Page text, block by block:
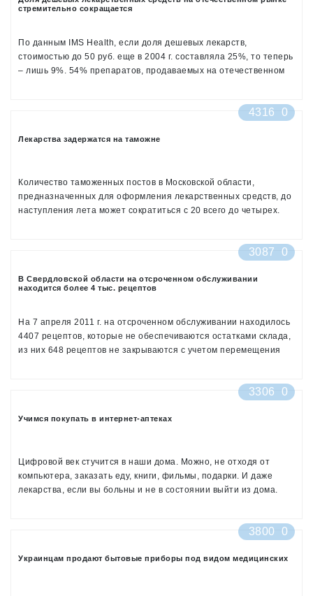
стремительно сокращается
По данным IMS Health, если доля дешевых лекарств,
стоимостью до 50 руб. еще в 2004 г. составляла 25%, то теперь
– лишь 9%. 54% препаратов, продаваемых на отечественном
4316 0
Лекарства задержатся на таможне
Количество таможенных постов в Московской области,
предназначенных для оформления лекарственных средств, до
наступления лета может сократиться с 20 всего до четырех.
3087 0
В Свердловской области на отсроченном обслуживании
находится более 4 тыс. рецептов
На 7 апреля 2011 г. на отсроченном обслуживании находилось
4407 рецептов, которые не обеспечиваются остатками склада,
из них 648 рецептов не закрываются с учетом перемещения
3306 0
Учимся покупать в интернет-аптеках
Цифровой век стучится в наши дома. Можно, не отходя от
компьютера, заказать еду, книги, фильмы, подарки. И даже
лекарства, если вы больны и не в состоянии выйти из дома.
3800 0
Украинцам продают бытовые приборы под видом медицинских